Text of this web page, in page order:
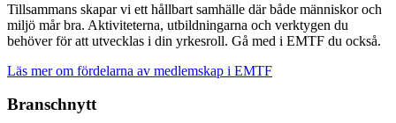
Tillsammans skapar vi ett hållbart samhälle där både människor och
miljö mår bra. Aktiviteterna, utbildningarna och verktygen du
behöver för att utvecklas i din yrkesroll. Gå med i EMTF du också.
Läs mer om fördelarna av medlemskap i EMTF
Branschnytt